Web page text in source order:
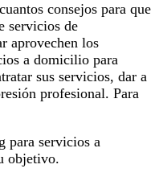
consejos para que
servicios de
aprovechen los
a domicilio para
sus servicios, dar a
profesional. Para
para servicios a
objetivo.